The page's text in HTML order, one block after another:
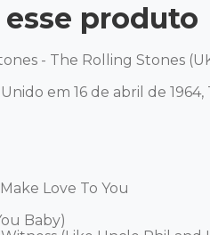
produto
- The Rolling Stones
em 16 de abril de
Love To You
Baby)